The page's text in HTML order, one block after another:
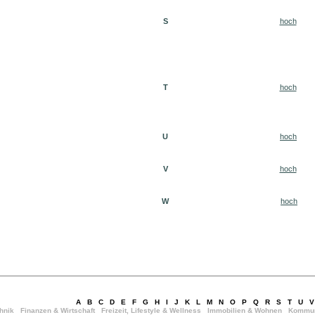
S
hoch
T
hoch
U
hoch
V
hoch
W
hoch
A B C D E F G H I J K L M N O P Q R S T U V
Finanzen & Wirtschaft Freizeit, Lifestyle & Wellness Immobilien & Wohnen